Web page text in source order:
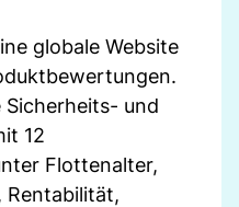
globale Website
und
12
Flottenalter,
Rentabilität,